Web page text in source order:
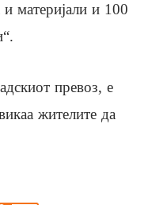
материјали и 100
превоз, е
жителите да